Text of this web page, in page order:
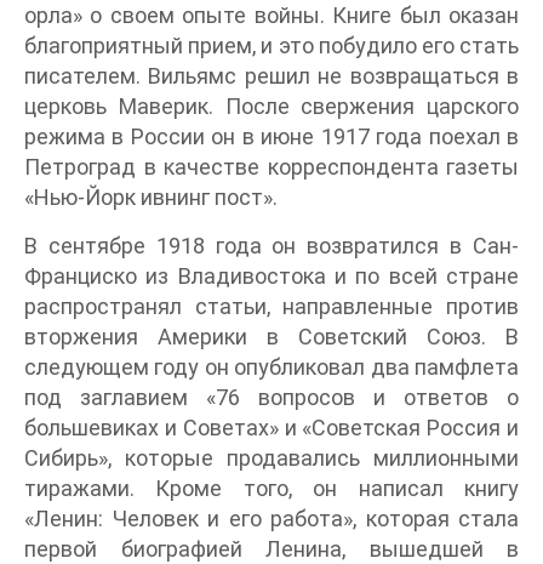
орла» о своем опыте войны. Книге был оказан
благоприятный прием, и это побудило его стать
писателем. Вильямс решил не возвращаться в
церковь Маверик. После свержения царского
режима в России он в июне 1917 года поехал в
Петроград в качестве корреспондента газеты
«Нью-Йорк ивнинг пост».
В сентябре 1918 года он возвратился в Сан-
Франциско из Владивостока и по всей стране
распространял статьи, направленные против
вторжения Америки в Советский Союз. В
следующем году он опубликовал два памфлета
под заглавием «76 вопросов и ответов о
большевиках и Советах» и «Советская Россия и
Сибирь», которые продавались миллионными
тиражами. Кроме того, он написал книгу
«Ленин: Человек и его работа», которая стала
первой биографией Ленина, вышедшей в